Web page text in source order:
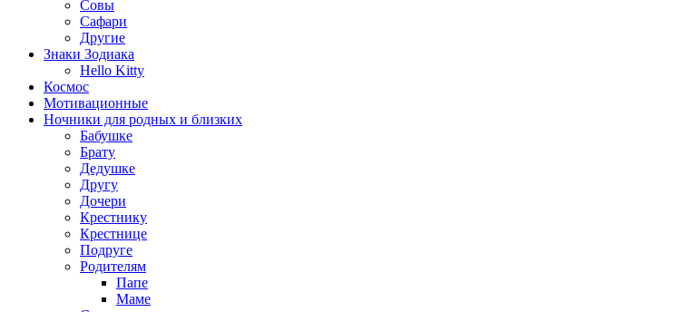
Совы
Сафари
Другие
Знаки Зодиака
Hello Kitty
Космос
Мотивационные
Ночники для родных и близких
Бабушке
Брату
Дедушке
Другу
Дочери
Крестнику
Крестнице
Подруге
Родителям
Папе
Маме